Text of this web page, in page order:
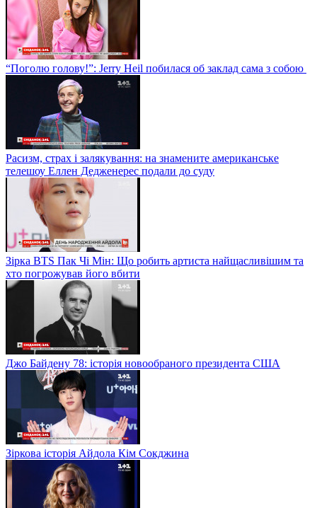
“Поголю голову!”: Jerry Heil побилася об заклад сама з собою
Расизм, страх і залякування: на знамените американське
телешоу Еллен Дедженерес подали до суду
Зірка BTS Пак Чі Мін: Що робить артиста найщасливішим та
хто погрожував його вбити
Джо Байдену 78: історія новообраного президента США
Зіркова історія Айдола Кім Сокджина